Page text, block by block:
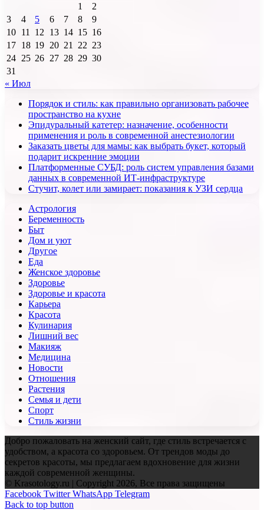
1
2
3
4 5 6 7 8
9
10 11 12 13 14 15 16
17 18 19 20 21 22 23
24 25 26 27 28 29 30
31
« Июл
Порядок и стиль: как правильно организовать рабочее
пространство на кухне
Эпидуральный катетер: назначение, особенности
применения и роль в современной анестезиологии
Заказать цветы для мамы: как выбрать букет, который
подарит искренние эмоции
Платформенные СУБД: роль систем управления базами
данных в современной ИТ-инфраструктуре
Стучит, колет или замирает: показания к УЗИ сердца
Астрология
Беременность
Быт
Дом и уют
Другое
Еда
Женское здоровье
Здоровье
Здоровье и красота
Карьера
Красота
Кулинария
Лишний вес
Макияж
Медицина
Новости
Отношения
Растения
Семья и дети
Спорт
Стиль жизни
Добро пожаловать на женский сайт, где стиль встречается с
удобством, а красота со здоровьем. От трендов моды до
секретов красоты, мы предлагаем вдохновение для жизни
каждой современной женщины.
© Krasotology.ru | Copyright 2026, Все права защищены
Facebook Twitter WhatsApp Telegram
Back to top button